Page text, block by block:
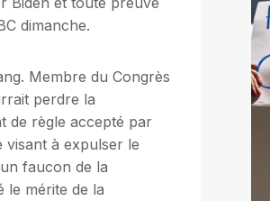
dimanche.
Membre du Congrès
perdre la
de règle accepté par
à expulser le
faucon de la
le mérite de la